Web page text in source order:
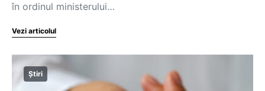
în ordinul ministerului…
Vezi articolul
Știri